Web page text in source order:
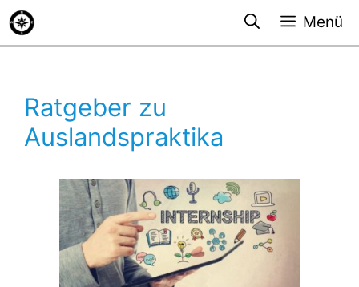
Zum
Inhalt
springen
Menü
Ratgeber zu
Auslandspraktika